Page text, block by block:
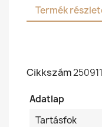
Termék
Cikkszám
Adatlap
Tartásfok